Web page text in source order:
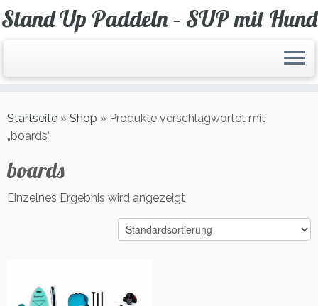
Zum
Inhalt
Stand Up Paddeln – SUP mit Hund
Startseite » Shop » Produkte verschlagwortet mit
„boards“
boards
Einzelnes Ergebnis wird angezeigt